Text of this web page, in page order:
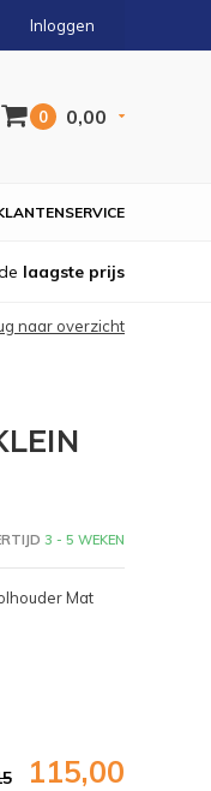
Inloggen
0 0,00
laagste prijs
naar overzicht
3 - 5 WEKEN
Mat
115,00